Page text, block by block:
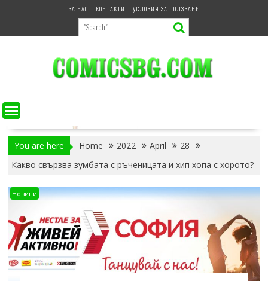
ЗА НАС КОНТАКТИ УСЛОВИЯ ЗА ПОЛЗВАНЕ
You are here Home 2022 April
28
Какво свързва зумбата с ръченицата и хип хопа с хорото?
Новини